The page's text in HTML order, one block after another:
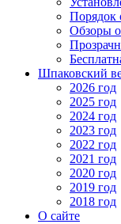
Порядок
Обзоры
Шпаковский
2026 год
2025 год
2024 год
2023 год
2022 год
2021 год
2020 год
2019 год
2018 год
О сайте